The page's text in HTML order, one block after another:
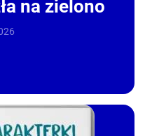
na zielono